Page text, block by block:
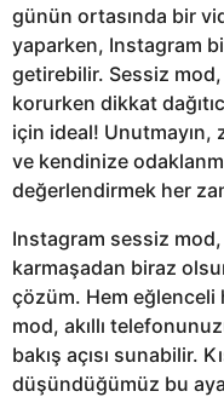
günün ortasında bir
yaparken, Instagram
getirebilir. Sessiz
korurken dikkat
için ideal! Unutmayın,
ve kendinize
değerlendirmek her
Instagram sessiz
karmaşadan biraz
çözüm. Hem
mod, akıllı
bakış açısı sunabilir.
düşündüğümüz bu